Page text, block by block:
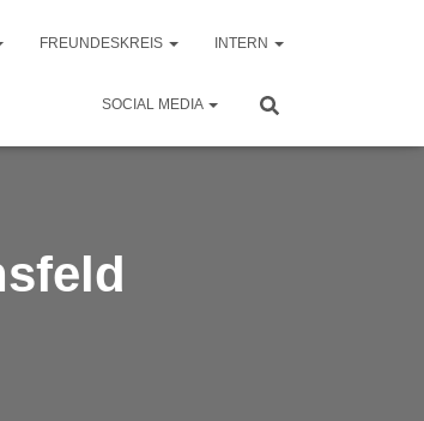
FREUNDESKREIS INTERN
SOCIAL MEDIA